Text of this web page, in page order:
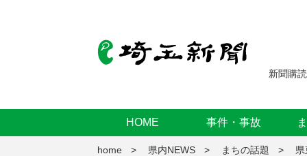
新聞購読
HOME 事件・事故
home 県内NEWS まちの話題 県